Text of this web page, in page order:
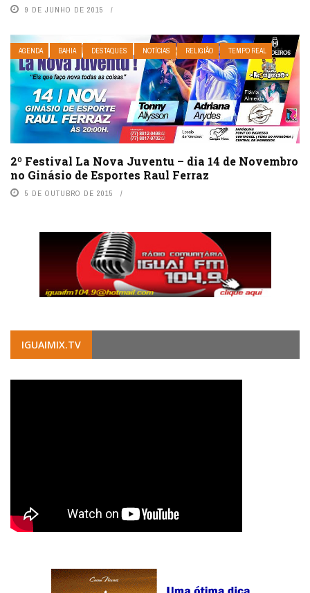
9 DE JUNHO DE 2015
AGENDA BAHIA DESTAQUES NOTÍCIAS RELIGIÃO TEMPO REAL
2º Festival La Nova Juventu – dia 14 de Novembro
no Ginásio de Esportes Raul Ferraz
5 DE OUTUBRO DE 2015
IGUAIMIX.TV